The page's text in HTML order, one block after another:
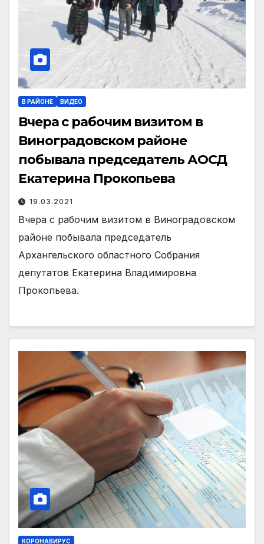
В РАЙОНЕ ВИДЕО
Вчера с рабочим визитом в
Виноградовском районе
побывала председатель АОСД
Екатерина Прокопьева
19.03.2021
Вчера с рабочим визитом в Виноградовском
районе побывала председатель
Архангельского областного Собрания
депутатов Екатерина Владимировна
Прокопьева.
КОРОНАВИРУС